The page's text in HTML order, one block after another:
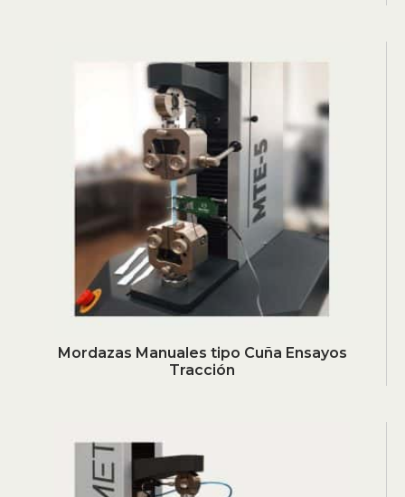
Mordazas Manuales tipo Cuña Ensayos
Tracción